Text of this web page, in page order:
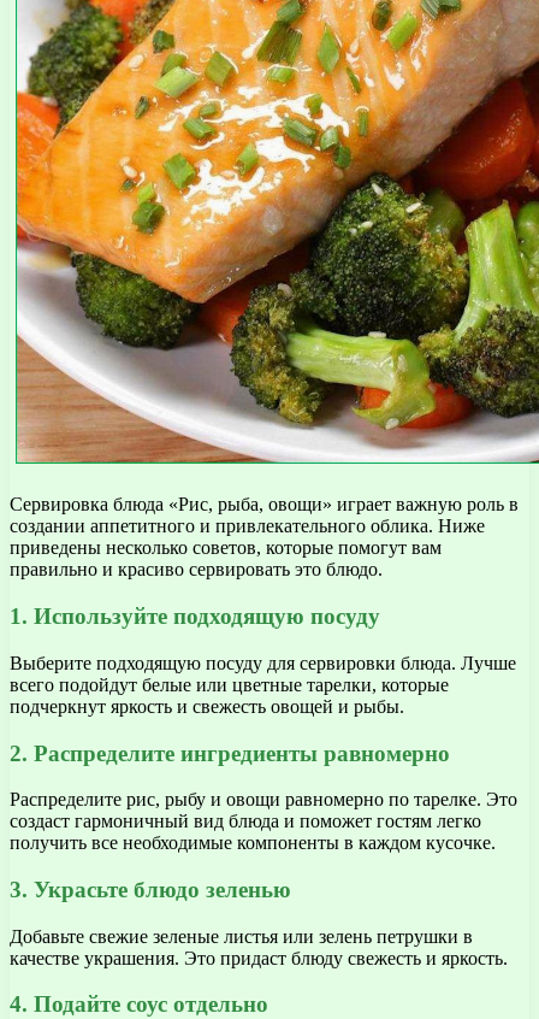
Сервировка блюда «Рис, рыба, овощи» играет важную роль в
создании аппетитного и привлекательного облика. Ниже
приведены несколько советов, которые помогут вам
правильно и красиво сервировать это блюдо.
1. Используйте подходящую посуду
Выберите подходящую посуду для сервировки блюда. Лучше
всего подойдут белые или цветные тарелки, которые
подчеркнут яркость и свежесть овощей и рыбы.
2. Распределите ингредиенты равномерно
Распределите рис, рыбу и овощи равномерно по тарелке. Это
создаст гармоничный вид блюда и поможет гостям легко
получить все необходимые компоненты в каждом кусочке.
3. Украсьте блюдо зеленью
Добавьте свежие зеленые листья или зелень петрушки в
качестве украшения. Это придаст блюду свежесть и яркость.
4. Подайте соус отдельно